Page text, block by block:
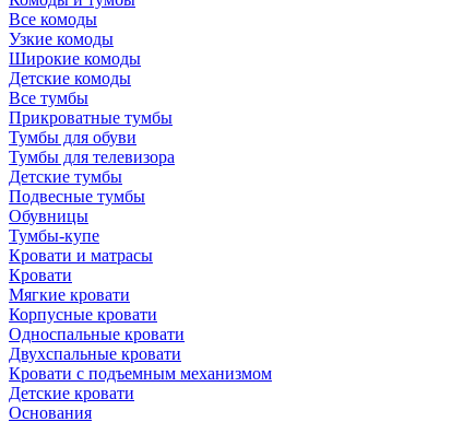
Все комоды
Узкие комоды
Широкие комоды
Детские комоды
Все тумбы
Прикроватные тумбы
Тумбы для обуви
Тумбы для телевизора
Детские тумбы
Подвесные тумбы
Обувницы
Тумбы-купе
Кровати и матрасы
Кровати
Мягкие кровати
Корпусные кровати
Односпальные кровати
Двухспальные кровати
Кровати с подъемным механизмом
Детские кровати
Основания